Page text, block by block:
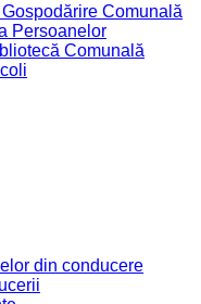
Comunală
Persoanelor
Comunală
din conducere